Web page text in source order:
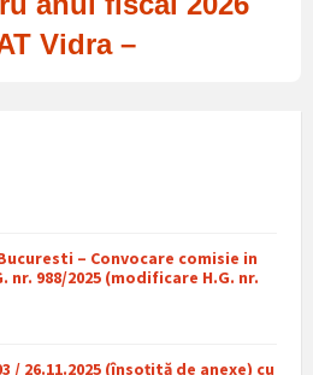
Vidra –
– Convocare comisie in
nr. 988/2025 (modificare H.G. nr.
/ 26.11.2025 (însoțită de anexe) cu